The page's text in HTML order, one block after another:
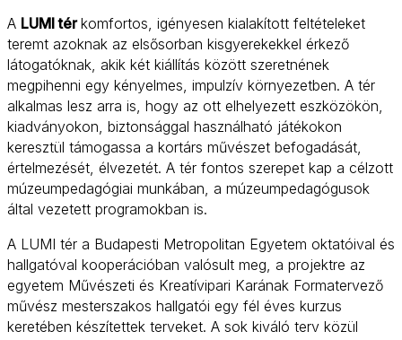
A LUMI térkomfortos, igényesen kialakított feltételeket
teremt azoknak az elsősorban kisgyerekekkel érkező
látogatóknak, akik két kiállítás között szeretnének
megpihenni egy kényelmes, impulzív környezetben. A tér
alkalmas lesz arra is, hogy az ott elhelyezett eszközökön,
kiadványokon, biztonsággal használható játékokon
keresztül támogassa a kortárs művészet befogadását,
értelmezését, élvezetét. A tér fontos szerepet kap a célzott
múzeumpedagógiai munkában, a múzeumpedagógusok
által vezetett programokban is.
A LUMI tér a Budapesti Metropolitan Egyetem oktatóival és
hallgatóval kooperációban valósult meg, a projektre az
egyetem Művészeti és Kreatívipari Karának Formatervező
művész mesterszakos hallgatói egy fél éves kurzus
keretében készítettek terveket. A sok kiváló terv közül